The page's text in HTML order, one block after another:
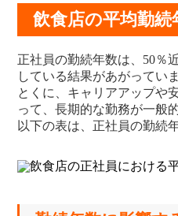
飲食店の平均勤続
正社員の勤続年数は、50％
している結果があがっていま
とくに、キャリアアップや
って、長期的な勤務が一般
以下の表は、正社員の勤続